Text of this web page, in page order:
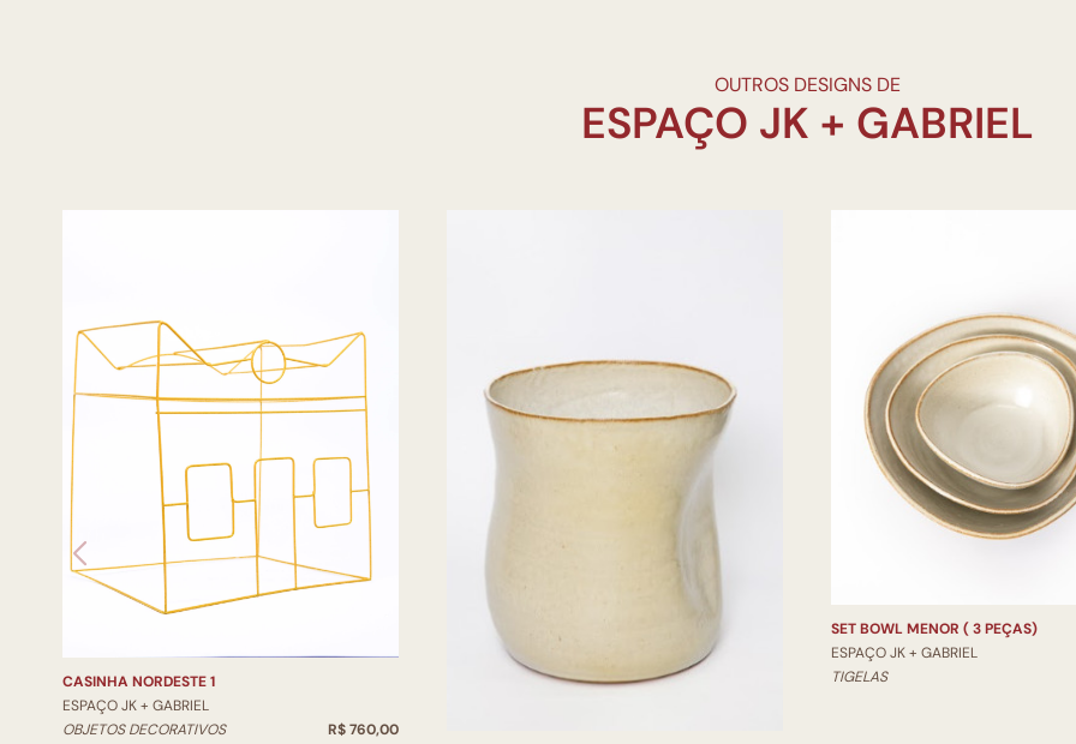
OUTROS DESIGNS DE
CASINHA NORDESTE 1
ESPAÇO JK + GABRIEL
OBJETOS DECORATIVOS
R$ 760,00
SET BOWL MENOR ( 3 PEÇAS)
ESPAÇO JK + GABRIEL
TIGELAS